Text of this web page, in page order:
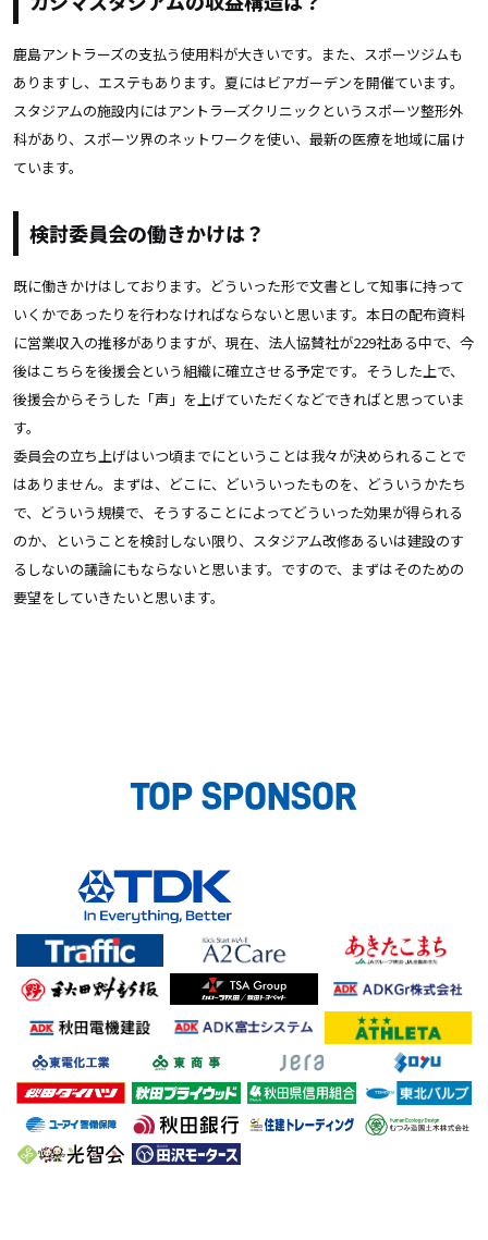
鹿島アントラーズの支払う使用料が大きいです。また、スポーツジムも
ありますし、エステもあります。夏にはビアガーデンを開催ています。
スタジアムの施設内にはアントラーズクリニックというスポーツ整形外
科があり、スポーツ界のネットワークを使い、最新の医療を地域に届け
ています。
検討委員会の働きかけは？
既に働きかけはしております。どういった形で文書として知事に持って
いくかであったりを行わなければならないと思います。本日の配布資料
に営業収入の推移がありますが、現在、法人協賛社が229社ある中で、今
後はこちらを後援会という組織に確立させる予定です。そうした上で、
後援会からそうした「声」を上げていただくなどできればと思っていま
す。
委員会の立ち上げはいつ頃までにということは我々が決められることで
はありません。まずは、どこに、どいういったものを、どういうかたち
で、どういう規模で、そうすることによってどういった効果が得られる
のか、ということを検討しない限り、スタジアム改修あるいは建設のす
るしないの議論にもならないと思います。ですので、まずはそのための
要望をしていきたいと思います。
TOP SPONSOR